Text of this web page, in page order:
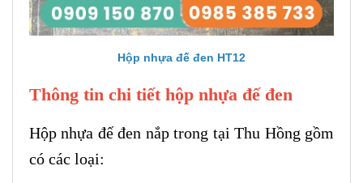
Hộp nhựa đế đen HT12
Thông tin chi tiết hộp nhựa đế đen
Hộp nhựa đế đen nắp trong tạiThu Hồng gồm
có các loại: